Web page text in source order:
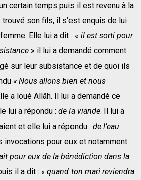
certain temps puis il est revenu à la
trouvé son fils, il s’est enquis de lui
Elle lui a dit : « il est sorti pour
» il lui a demandé comment
sur leur subsistance et de quoi ils
« Nous allons bien et nous
a loué Allâh. Il lui a demandé ce
lui a répondu : de la viande. Il lui a
et elle lui a répondu : de l’eau.
pour eux et notamment :
pour eux de la bénédiction dans la
il a dit : « quand ton mari reviendra